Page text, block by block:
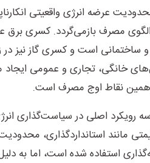
عرضه انرژی واقعیتی
الگوی مصرف بازمی‌گردد. کسری برق
است و کسری گاز نیز در
خانگی، تجاری و عمومی ایجاد
همین نقاط اوج مصرف است.
سه رویکرد اصلی در سیاست‌گذاری
مانند استانداردگذاری،
استفاده شده است، اما به